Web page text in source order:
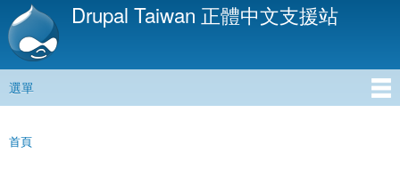
移
內
Drupal Taiwan 正體中文支援站
主選單
選單
您在這裡
首頁